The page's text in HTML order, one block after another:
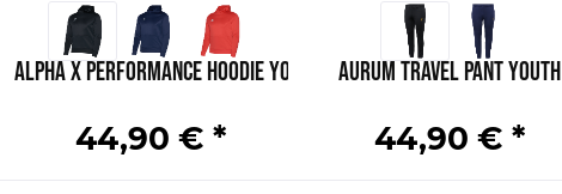
Alpha X Performance Hoodie Youth
44,90 € *
Aurum Travel Pant Youth
44,90 € *